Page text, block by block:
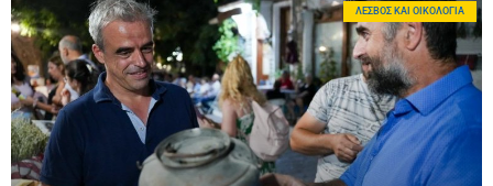
ΛΈΣΒΟΣ ΚΑΙ ΟΙΚΟΛΟΓΊΑ